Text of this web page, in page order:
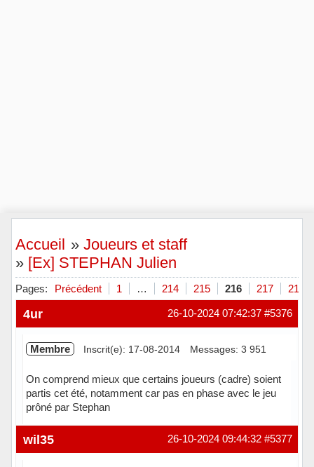
Accueil »Joueurs et staff
» [Ex] STEPHAN Julien
Pages: Précédent 1 … 214 215 216 217 218
#5376
26-10-2024 07:42:37
4ur
Membre Inscrit(e): 17-08-2014 Messages: 3 951
On comprend mieux que certains joueurs (cadre) soient
partis cet été, notamment car pas en phase avec le jeu
prôné par Stephan
Hors ligne #5377
26-10-2024 09:44:32
wil35